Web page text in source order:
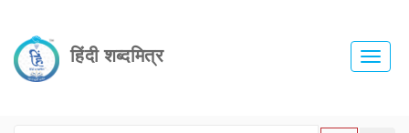
हिंदी शब्दमित्र